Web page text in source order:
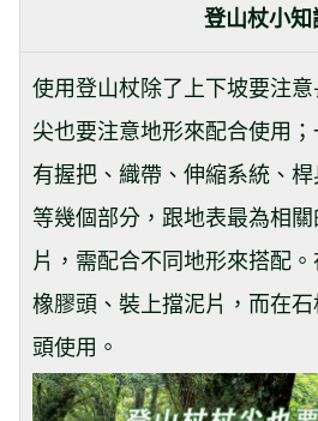
登山杖小知
使用登山杖除了上下坡要注
尖也要注意地形來配合使用
有握把、織帶、伸縮系統、
等幾個部分，跟地表最為相
片，需配合不同地形來搭配
橡膠頭、裝上擋泥片，而在
頭使用。